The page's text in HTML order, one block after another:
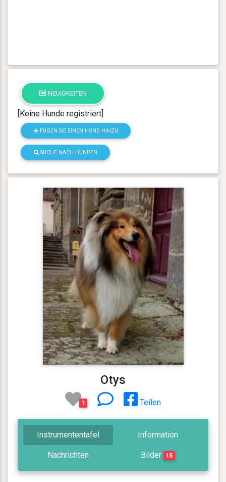
NEUIGKEITEN
[Keine Hunde registriert]
FÜGEN SIE EINEN HUND HINZU
SUCHE NACH HUNDEN
Otys
1 Teilen
Instrumententafel Information
Nachrichten Bilder 15